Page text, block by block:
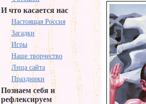
И что касается нас
Настоящая Россия
Загадки
Игры
Наше творчество
Лица сайта
Праздники
Познаем себя и
рефлексируем